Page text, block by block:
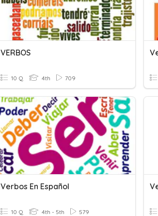
VERBOS
10 Q 4th 709
Verbos En Español
10 Q 4th - 5th 579